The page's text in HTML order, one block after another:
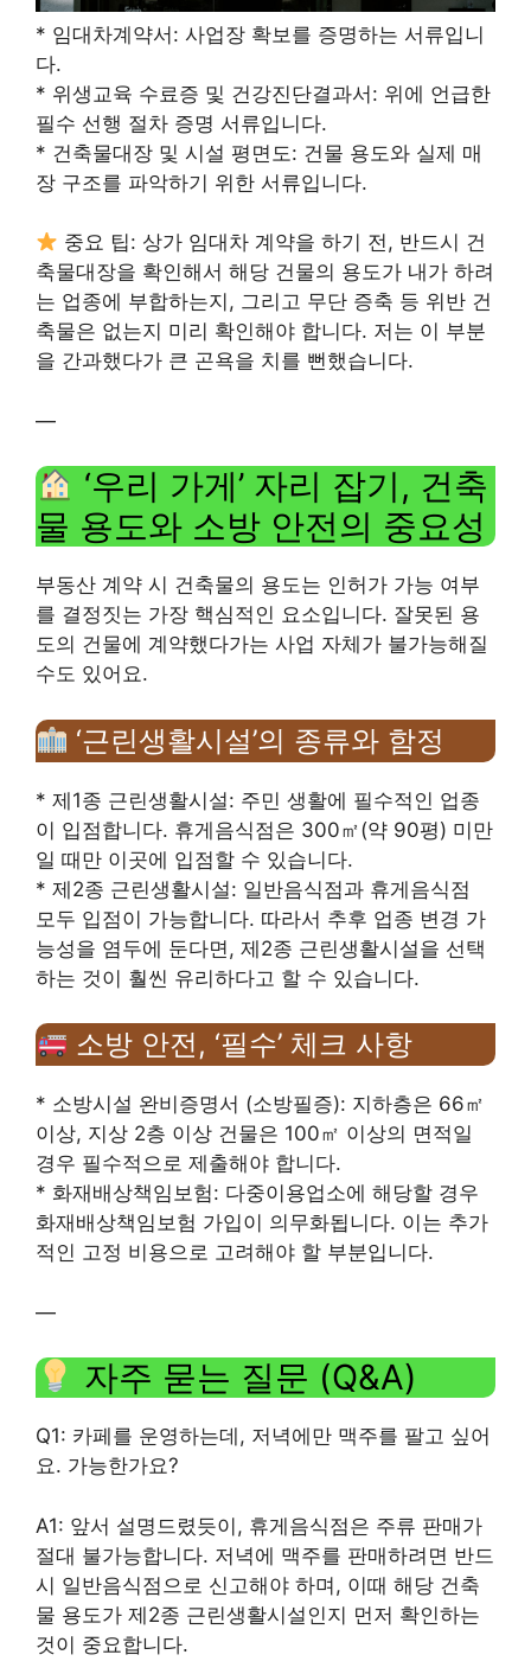
* 임대차계약서: 사업장 확보를 증명하는 서류입니
다.
* 위생교육 수료증 및 건강진단결과서: 위에 언급한
필수 선행 절차 증명 서류입니다.
* 건축물대장 및 시설 평면도: 건물 용도와 실제 매
장 구조를 파악하기 위한 서류입니다.
중요 팁: 상가 임대차 계약을 하기 전, 반드시 건
축물대장을 확인해서 해당 건물의 용도가 내가 하려
는 업종에 부합하는지, 그리고 무단 증축 등 위반 건
축물은 없는지 미리 확인해야 합니다. 저는 이 부분
을 간과했다가 큰 곤욕을 치를 뻔했습니다.
—
‘우리 가게’ 자리 잡기, 건축
물 용도와 소방 안전의 중요성
부동산 계약 시 건축물의 용도는 인허가 가능 여부
를 결정짓는 가장 핵심적인 요소입니다. 잘못된 용
도의 건물에 계약했다가는 사업 자체가 불가능해질
수도 있어요.
‘근린생활시설’의 종류와 함정
* 제1종 근린생활시설: 주민 생활에 필수적인 업종
이 입점합니다. 휴게음식점은 300㎡(약 90평) 미만
일 때만 이곳에 입점할 수 있습니다.
* 제2종 근린생활시설: 일반음식점과 휴게음식점
모두 입점이 가능합니다. 따라서 추후 업종 변경 가
능성을 염두에 둔다면, 제2종 근린생활시설을 선택
하는 것이 훨씬 유리하다고 할 수 있습니다.
소방 안전, ‘필수’ 체크 사항
* 소방시설 완비증명서 (소방필증): 지하층은 66㎡
이상, 지상 2층 이상 건물은 100㎡ 이상의 면적일
경우 필수적으로 제출해야 합니다.
* 화재배상책임보험: 다중이용업소에 해당할 경우
화재배상책임보험 가입이 의무화됩니다. 이는 추가
적인 고정 비용으로 고려해야 할 부분입니다.
—
자주 묻는 질문 (Q&A)
Q1: 카페를 운영하는데, 저녁에만 맥주를 팔고 싶어
요. 가능한가요?
A1: 앞서 설명드렸듯이, 휴게음식점은 주류 판매가
절대 불가능합니다. 저녁에 맥주를 판매하려면 반드
시 일반음식점으로 신고해야 하며, 이때 해당 건축
물 용도가 제2종 근린생활시설인지 먼저 확인하는
것이 중요합니다.